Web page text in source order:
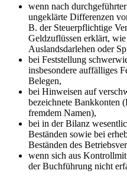
wenn nach
ungeklärte Differenzen
B. der Steuerpflichtige
Geldzuflüssen erklärt,
Auslandsdarlehen oder
bei Feststellung
insbesondere auffälliges
Belegen,
bei Hinweisen auf
bezeichnete Bankkonten
fremdem Namen),
bei in der Bilanz
Beständen sowie bei
Beständen des
wenn sich aus
der Buchführung nicht